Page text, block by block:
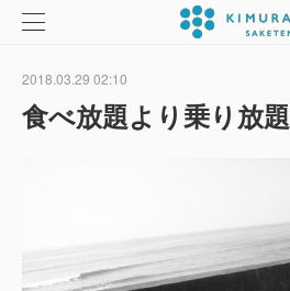
2018.03.29 02:10
食べ放題より乗り放題